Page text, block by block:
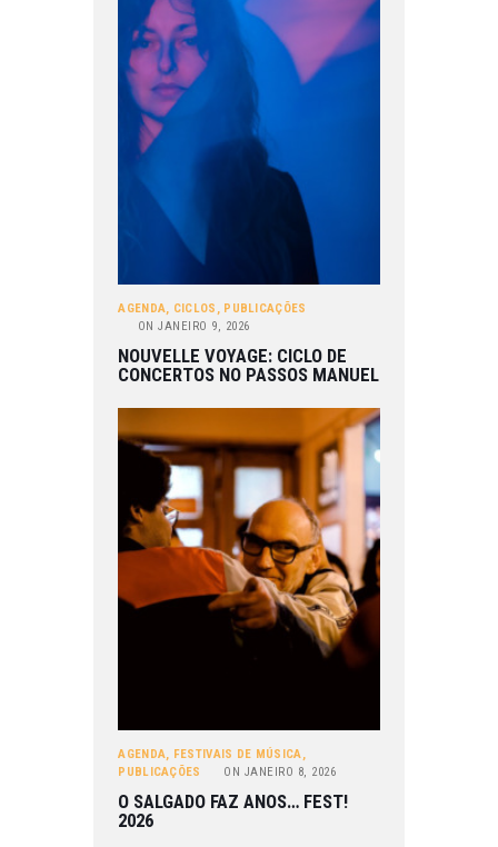
AGENDA, CICLOS , PUBLICAÇÕES
ON JANEIRO 9, 2026
NOUVELLE VOYAGE: CICLO DE
CONCERTOS NO PASSOS MANUEL
AGENDA, FESTIVAIS DE MÚSICA,
PUBLICAÇÕES
ON JANEIRO 8, 2026
O SALGADO FAZ ANOS… FEST!
2026